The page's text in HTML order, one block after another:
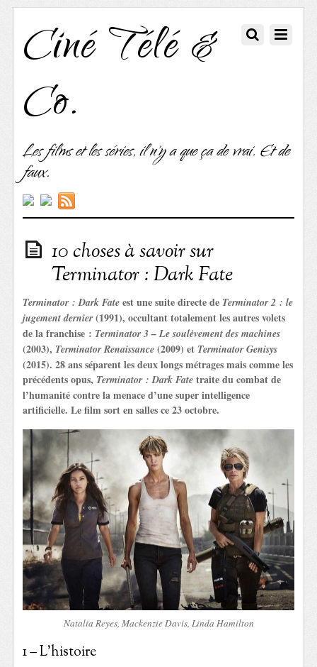
Ciné Télé &
Co.
Les films et les séries, il n'y a que ça de vrai. Et de
faux.
10 choses à savoir sur
Terminator : Dark Fate
Terminator : Dark Fate est une suite directe de Terminator 2 : le
jugement dernier(1991), occultant totalement les autres volets
de la franchise : Terminator 3 – Le soulèvement des machines
(2003), Terminator Renaissance (2009) et Terminator Genisys
(2015). 28 ans séparent les deux longs métrages mais comme les
précédents opus, Terminator : Dark Fate traite du combat de
l’humanité contre la menace d’une super intelligence
artificielle. Le film sort en salles ce 23 octobre.
Natalia Reyes, Mackenzie Davis, Linda Hamilton
1 – L’histoire